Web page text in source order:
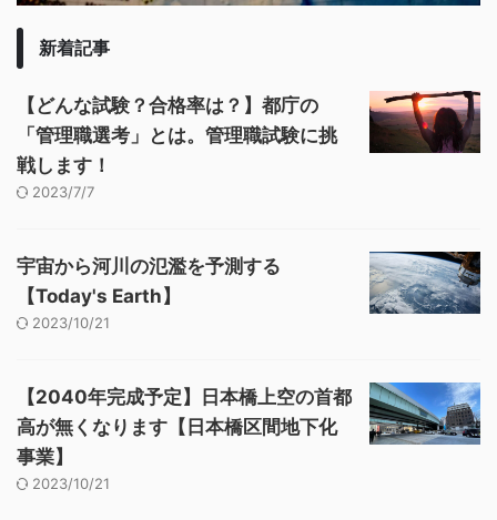
新着記事
【どんな試験？合格率は？】都庁の
「管理職選考」とは。管理職試験に挑
戦します！
2023/7/7
宇宙から河川の氾濫を予測する
【Today's Earth】
2023/10/21
【2040年完成予定】日本橋上空の首都
高が無くなります【日本橋区間地下化
事業】
2023/10/21